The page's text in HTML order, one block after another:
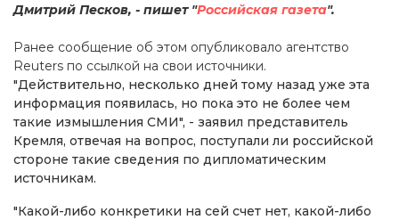
Дмитрий Песков, - пишет "Российская газета".
Ранее сообщение об этом опубликовало агентство
Reuters по ссылкой на свои источники.
"Действительно, несколько дней тому назад уже эта
информация появилась, но пока это не более чем
такие измышления СМИ", - заявил представитель
Кремля, отвечая на вопрос, поступали ли российской
стороне такие сведения по дипломатическим
источникам.
"Какой-либо конкретики на сей счет нет, какой-либо